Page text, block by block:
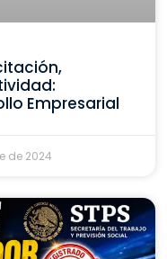
Empresarial
de 2024